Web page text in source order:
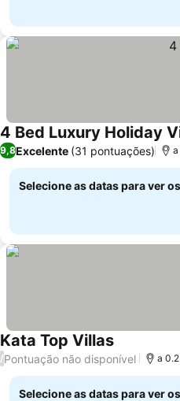
4 Bed Luxury Holiday
9,8Excelente (31 pontuações) a
Selecione as datas para ver
Kata Top Villas
/Pontuação não disponível a
Selecione as datas para ver